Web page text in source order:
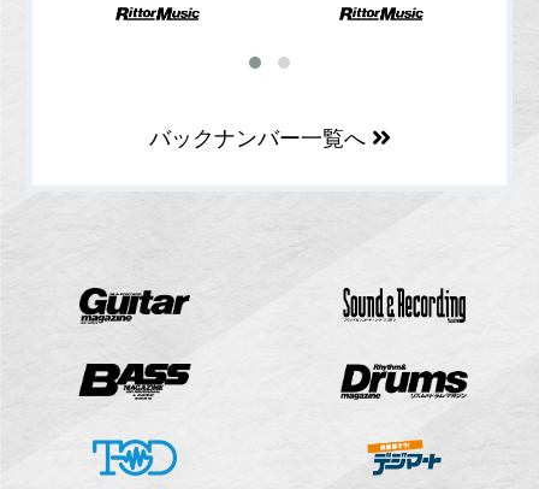
バックナンバー一覧へ